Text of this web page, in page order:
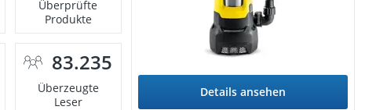
Überprüfte
Produkte
83.235
Überzeugte
Leser
Details ansehen